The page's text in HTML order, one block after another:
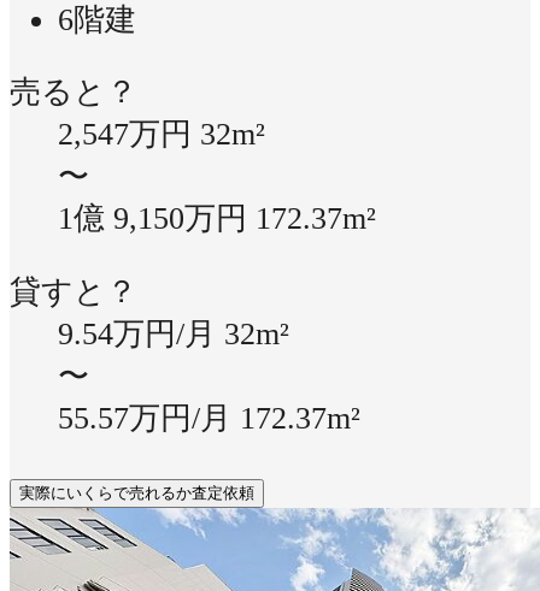
6階建
売ると？
2,547万円 32m²
〜
1億 9,150万円 172.37m²
貸すと？
9.54万円/月 32m²
〜
55.57万円/月 172.37m²
実際にいくらで売れるか査定依頼